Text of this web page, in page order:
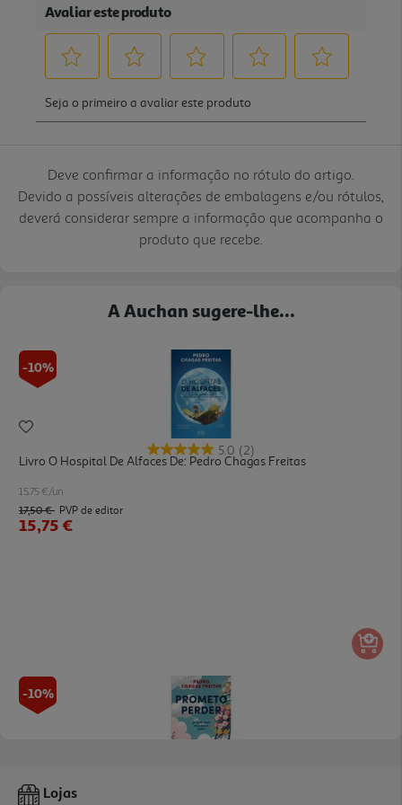
Deve confirmar a informação no rótulo do artigo.
Devido a possíveis alterações de embalagens e/ou rótulos,
deverá considerar sempre a informação que acompanha o
produto que recebe.
A Auchan sugere-lhe...
-10%
5.0 (2)
Livro O Hospital De Alfaces De: Pedro Chagas Freitas
15.75 €/un
17,50 € PVP de editor
15,75 €
-10%
Livro Prometo Perder De Pedro Chagas Freitas
Lojas